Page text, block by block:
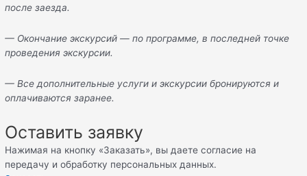
после заезда.
— Окончание экскурсий — по программе, в последней точке
проведения экскурсии.
— Все дополнительные услуги и экскурсии бронируются и
оплачиваются заранее.
Оставить заявку
Нажимая на кнопку «Заказать», вы даете согласие на
передачу и обработку персональных данных.